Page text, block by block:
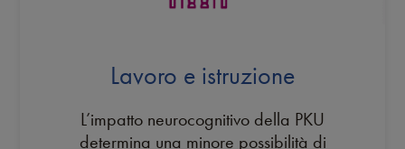
Lavoro e istruzione
L’impatto neurocognitivo della PKU
determina una minore possibilità di